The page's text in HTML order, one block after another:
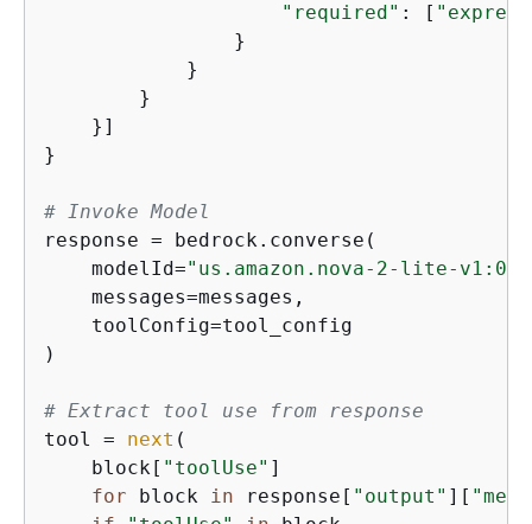
"required" : [
                }
            }
        }
    }]
}
# Invoke Model
response = bedrock.converse(
    modelId=
"us.amazon.nova-2-lite-v1:0"
    messages=messages,
    toolConfig=tool_config
)
# Extract tool use from response
tool = next (
    block[
"toolUse" ]
for block in response[ "output" ][